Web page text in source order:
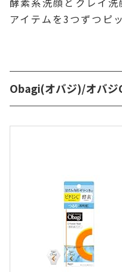
アイテムを3つずつピ
Obagi(オバジ)/オバジ